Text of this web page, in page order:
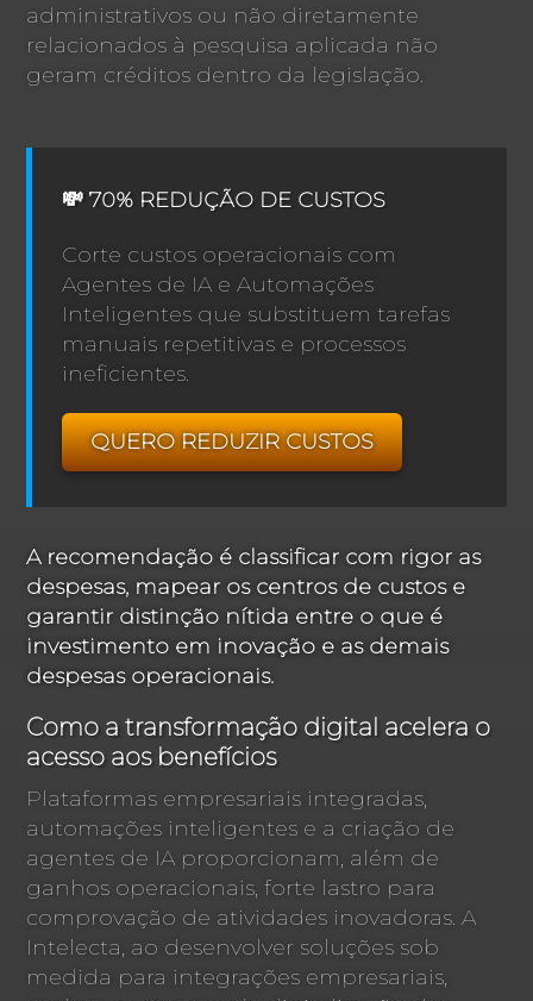
administrativos ou não diretamente
relacionados à pesquisa aplicada não
geram créditos dentro da legislação.
💸 70% REDUÇÃO DE CUSTOS
Corte custos operacionais com
Agentes de IA e Automações
Inteligentes que substituem tarefas
manuais repetitivas e processos
ineficientes.
QUERO REDUZIR CUSTOS
A recomendação é classificar com rigor as
despesas, mapear os centros de custos e
garantir distinção nítida entre o que é
investimento em inovação e as demais
despesas operacionais.
Como a transformação digital acelera o
acesso aos benefícios
Plataformas empresariais integradas,
automações inteligentes e a criação de
agentes de IA proporcionam, além de
ganhos operacionais, forte lastro para
comprovação de atividades inovadoras. A
Intelecta, ao desenvolver soluções sob
medida para integrações empresariais,